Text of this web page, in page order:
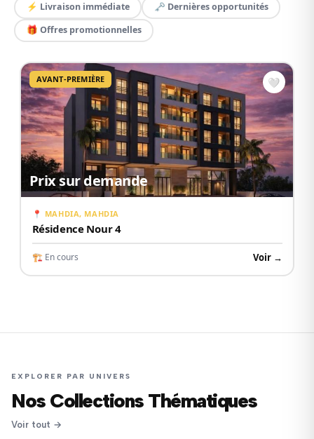
⚡ Livraison immédiate
🗝️ Dernières opportunités
🎁 Offres promotionnelles
AVANT-PREMIÈRE 🤍
Prix sur demande
📍 MAHDIA, MAHDIA
Résidence Nour 4
🏗 En cours Voir →
EXPLORER PAR UNIVERS
Nos Collections Thématiques
Voir tout →